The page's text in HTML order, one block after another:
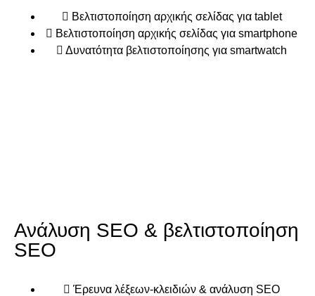
Βελτιστοποίηση αρχικής σελίδας για tablet
Βελτιστοποίηση αρχικής σελίδας για smartphone
Δυνατότητα βελτιστοποίησης για smartwatch
Ανάλυση SEO & βελτιστοποίηση
SEO
Έρευνα λέξεων-κλειδιών & ανάλυση SEO